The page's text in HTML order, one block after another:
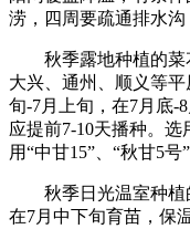
涝，四周要疏通排水沟
秋季露地种植的菜
大兴、通州、顺义等
旬-7月上旬，在7月底-
应提前7-10天播种。
用“中甘15”、“秋甘5号
秋季日光温室种植
在7月中下旬育苗，保